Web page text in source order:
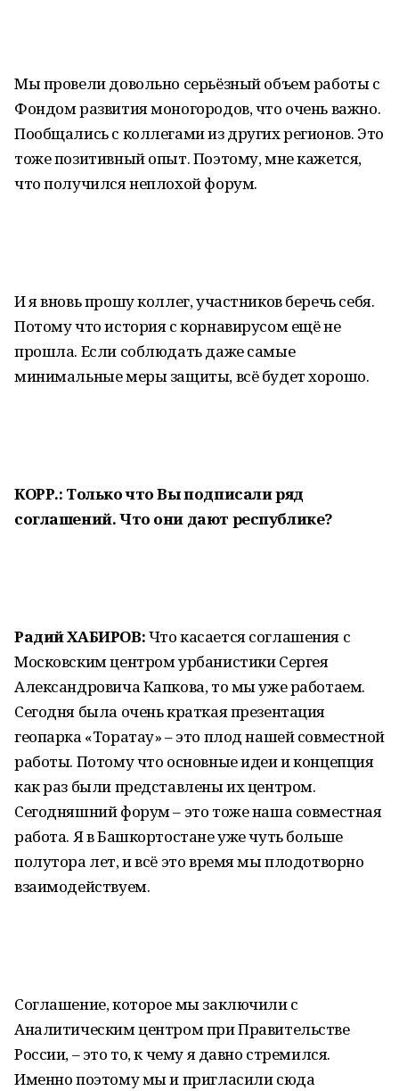
Мы провели довольно серьёзный объем работы с
Фондом развития моногородов, что очень важно.
Пообщались с коллегами из других регионов. Это
тоже позитивный опыт. Поэтому, мне кажется,
что получился неплохой форум.
И я вновь прошу коллег, участников беречь себя.
Потому что история с корнавирусом ещё не
прошла. Если соблюдать даже самые
минимальные меры защиты, всё будет хорошо.
КОРР.: Только что Вы подписали ряд
соглашений. Что они дают республике?
Радий ХАБИРОВ:Что касается соглашения с
Московским центром урбанистики Сергея
Александровича Капкова, то мы уже работаем.
Сегодня была очень краткая презентация
геопарка «Торатау» – это плод нашей совместной
работы. Потому что основные идеи и концепция
как раз были представлены их центром.
Сегодняшний форум – это тоже наша совместная
работа. Я в Башкортостане уже чуть больше
полутора лет, и всё это время мы плодотворно
взаимодействуем.
Соглашение, которое мы заключили с
Аналитическим центром при Правительстве
России, – это то, к чему я давно стремился.
Именно поэтому мы и пригласили сюда